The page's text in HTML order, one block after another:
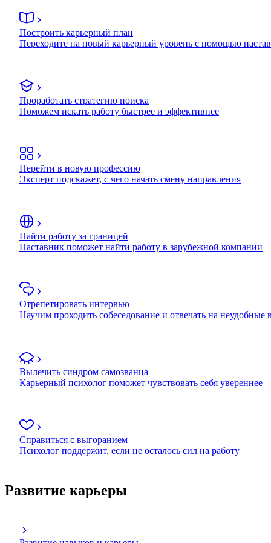
Построить карьерный план
Переходите на новый карьерный уровень с помощью
Проработать стратегию поиска
Поможем искать работу быстрее и эффективнее
Перейти в новую профессию
Эксперт подскажет, с чего начать смену направления
Найти работу за границей
Наставник поможет найти работу в зарубежной компании
Отрепетировать интервью
Научим проходить собеседование и отвечать на неудобные
Вылечить синдром самозванца
Карьерный психолог поможет чувствовать себя увереннее
Справиться с выгоранием
Психолог поддержит, если не осталось сил на работу
Развитие карьеры